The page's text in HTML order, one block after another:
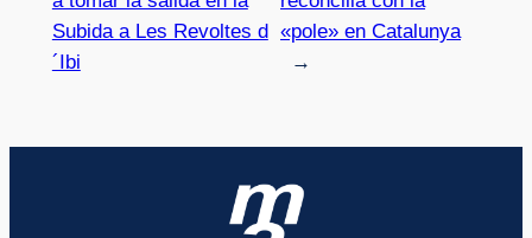
Subida a Les Revoltes d
´Ibi
«pole» en Catalunya
→